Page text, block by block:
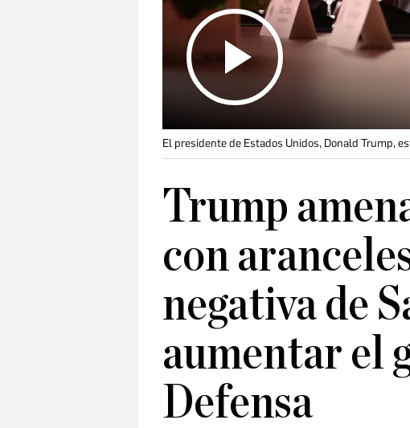
El presidente de Estados Unidos, Donald Trump,
Trump
con
negativa de
aumentar el
Defensa